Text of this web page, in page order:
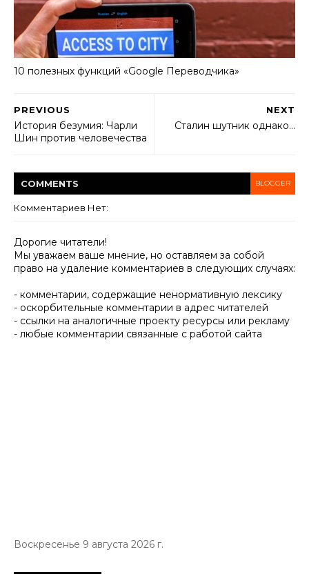
10 полезных функций «Google Переводчика»
NEXT
Сталин шутник однако...
PREVIOUS
История безумия: Чарли
Шин против человечества
COMMENTS BLOGGER
Комментариев Нет:
Дорогие читатели!
Мы уважаем ваше мнение, но оставляем за собой
право на удаление комментариев в следующих случаях:
- комментарии, содержащие ненормативную лексику
- оскорбительные комментарии в адрес читателей
- ссылки на аналогичные проекту ресурсы или рекламу
- любые комментарии связанные с работой сайта
Воскресенье 9 августа 2026 г.